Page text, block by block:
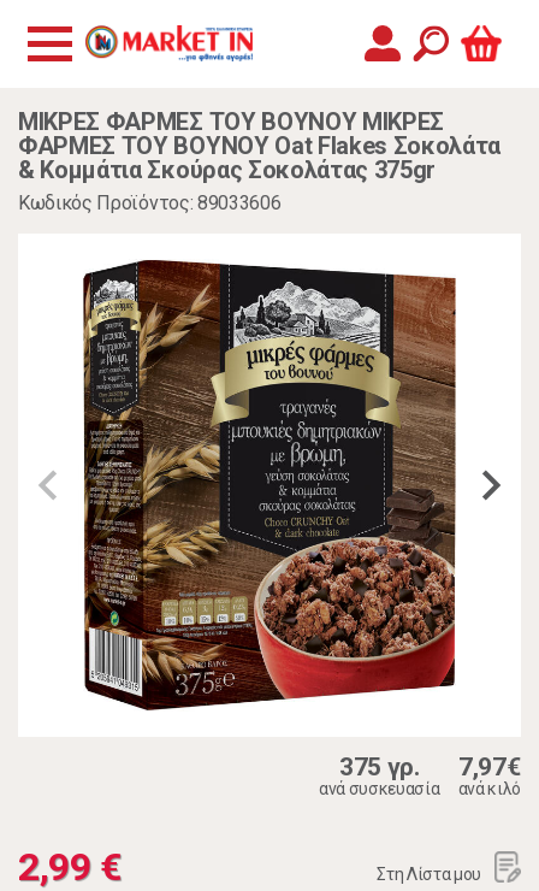
ΜΙΚΡΕΣ ΦΑΡΜΕΣ ΤΟΥ ΒΟΥΝΟΥ ΜΙΚΡΕΣ
ΦΑΡΜΕΣ ΤΟΥ ΒΟΥΝΟΥ Oat Flakes Σοκολάτα
& Κομμάτια Σκούρας Σοκολάτας 375gr
Κωδικός Προϊόντος: 89033606
375 γρ.
ανά συσκευασία
7,97€
ανά κιλό
2,99 € Στη Λίστα μου